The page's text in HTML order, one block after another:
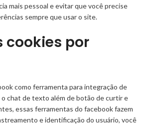
mais pessoal e evitar que você precise
sempre que usar o site.
cookies por
como ferramenta para integração de
o chat de texto além de botão de curtir e
essas ferramentas do facebook fazem
e identificação do usuário, você